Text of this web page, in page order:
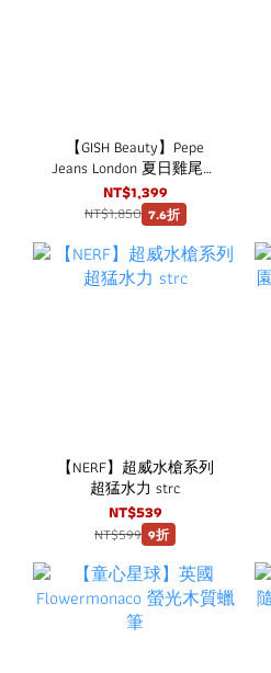
【GISH Beauty】Pepe
Jeans London 夏日雞尾酒
淡香水經典禮盒 (限量版)
NT$1,399
NT$1,850 7.6折
【NERF】超威水槍系列
超猛水力 strc
NT$539
NT$599 9折